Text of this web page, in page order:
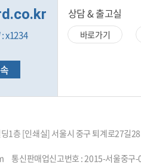
x1234
상담 & 출고실
바로가기
층 [인쇄실] 서울시 중구 퇴계로27길
판매업신고번호 : 2015-서울중구-